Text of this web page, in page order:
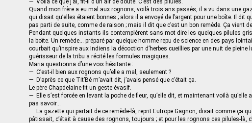
— Voilà ce que j’ai, fit-il d’un air de doute. C’est des pilules.
Quand mon frère a eu mal aux rognons, voilà trois ans passés, il a vu dans une
qui disait qu’elles étaient bonnes ; alors il a envoyé de l’argent pour une boîte. Il dit
pas parti de suite, comme de raison ; mais il dit que c’est un bon remède. Ça vient
Pendant quelques instants ils contemplèrent sans mot dire les quelques pilules
la boîte. Un remède… préparé par quelque homme repu de science en des pays
courbait qu’inspire aux Indiens la décoction d’herbes cueillies par une nuit de pleine
guérisseur de la tribu a récité les formules magiques.
Maria questionna d’une voix hésitante :
— C’est-il bien aux rognons qu’elle a mal, seulement ?
— D’après ce que Tit’Bé m’avait dit, j’avais pensé que c’était ça.
Le père Chapdelaine fit un geste évasif.
— Elle s’est forcée en levant la poche de fleur, qu’elle dit, et maintenant voilà
pas savoir…
— La gazette qui partait de ce remède-là, reprit Eutrope Gagnon, disait comme ça
pâtissait, c’était à cause des rognons, toujours ; et pour les rognons ces pilules-là,